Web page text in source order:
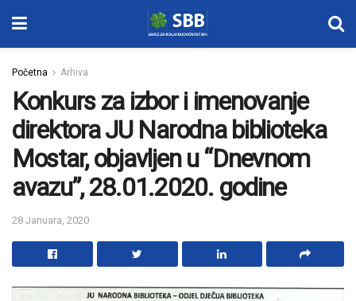
Početna Arhiva
Konkurs za izbor i imenovanje
direktora JU Narodna biblioteka
Mostar, objavljen u “Dnevnom
avazu”, 28.01.2020. godine
28 Januara, 2020